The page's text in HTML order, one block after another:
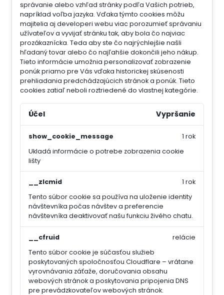
správanie alebo vzhľad stránky podľa Vašich potrieb,
napríklad voľba jazyka. Vďaka týmto cookies môžu
majitelia aj developeri webu viac porozumieť správaniu
užívateľov a vyvijať stránku tak, aby bola čo najviac
prozákaznícka. Teda aby ste čo najrýchlejšie našli
hľadaný tovar alebo čo najľahšie dokončili jeho nákup.
Tieto informácie umožnia personalizovať zobrazenie
ponúk priamo pre Vás vďaka historickej skúsenosti
prehliadania predchádzajúcich stránok a ponúk. Tieto
cookies zatiaľ neboli roztriedené do vlastnej kategórie.
Účel Vypršanie
show_cookie_message
Ukladá informácie o potrebe zobrazenia cookie
lišty
1 rok
__zlcmid
Tento súbor cookie sa používa na uloženie identity
návštevníka počas návštev a preferencie
návštevníka deaktivovať našu funkciu živého chatu.
1 rok
__cfruid
Tento súbor cookie je súčasťou služieb
poskytovaných spoločnosťou Cloudflare – vrátane
vyrovnávania záťaže, doručovania obsahu
webových stránok a poskytovania pripojenia DNS
pre prevádzkovateľov webových stránok.
relácie